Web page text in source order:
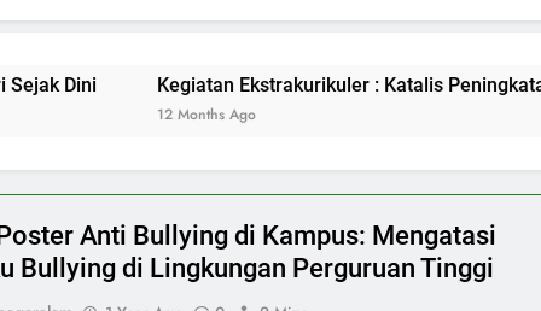
Kegiatan Ekstrakurikuler : Katalis Peningkatan
Anti Bullying di Kampus: Mengatasi
Bullying di Lingkungan Perguruan Tinggi